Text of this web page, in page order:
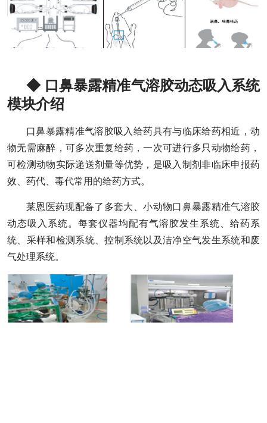
◆ 口鼻暴露精准气溶胶动态吸入系统
模块介绍
口鼻暴露精准气溶胶吸入给药具有与临床给药相近，动
物无需麻醉，可多次重复给药，一次可进行多只动物给药，
可检测动物实际递送剂量等优势，是吸入制剂非临床申报药
效、药代、毒代常用的给药方式。
莱恩医药现配备了多套大、小动物口鼻暴露精准气溶胶
动态吸入系统。每套仪器均配有气溶胶发生系统、给药系
统、采样和检测系统、控制系统以及洁净空气发生系统和废
气处理系统。